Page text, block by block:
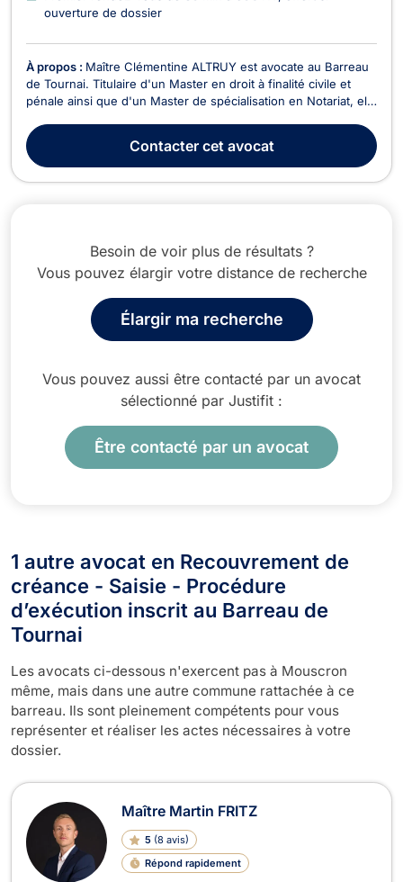
ouverture de dossier
À propos : Maître Clémentine ALTRUY est avocate au Barreau
de Tournai. Titulaire d'un Master en droit à finalité civile et
pénale ainsi que d'un Master de spécialisation en Notariat, elle
rigueur, disponibilité et engagement dans la défense de leurs
droits et de leurs intérêts. En...
Contactercet avocat
Besoin de voir plus de résultats ?
Vous pouvez élargir votre distance de recherche
Élargir ma recherche
Vous pouvez aussi être contacté par un avocat
sélectionné par Justifit :
Être contacté par un avocat
1 autre avocat en Recouvrement de
créance - Saisie - Procédure
d’exécution inscrit au Barreau de
Tournai
Les avocats ci-dessous n'exercent pas à Mouscron
même, mais dans une autre commune rattachée à ce
barreau. Ils sont pleinement compétents pour vous
représenter et réaliser les actes nécessaires à votre
dossier.
Maître Martin FRITZ
5 (8 avis)
Répond rapidement